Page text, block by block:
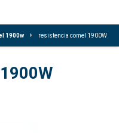
1900w resistencia comel 1900W